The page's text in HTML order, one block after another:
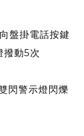
盤掛電話按鍵
動5次
閃警示燈閃爍